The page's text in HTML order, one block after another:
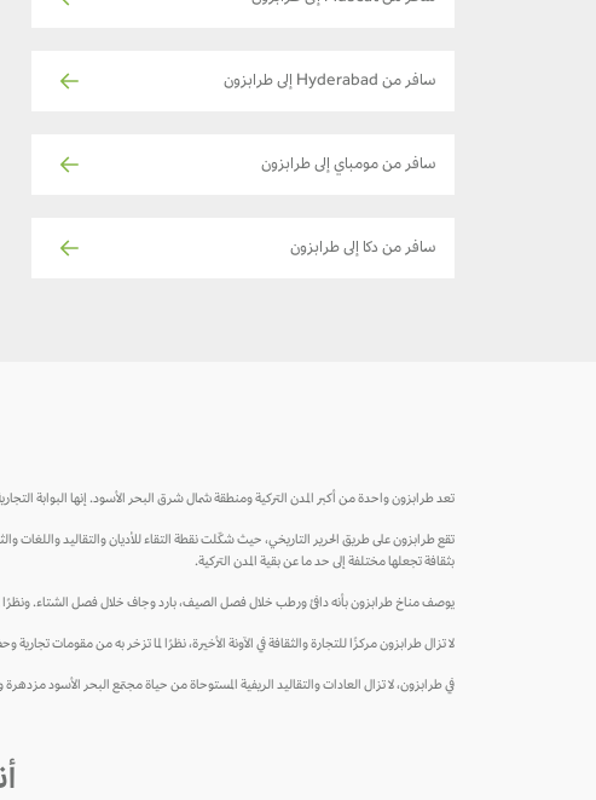
سافر من Hyderabad إلى طرابزون
سافر من مومباي إلى طرابزون
سافر من دكا إلى طرابزون
تعد طرابزون واحدة من أكبر المدن التركية ومنطقة شمال شرق البحر الأسود. إنها البوابة التجارية الأهم للدولة الإيرانية جنوب
تقع طرابزون على طريق الحرير التاريخي، حيث شكّلت نقطة التقاء للأديان والتقاليد واللغات
بثقافة تجعلها مختلفة إلى حد ما عن بقية المدن التركية.
يوصف مناخ طرابزون بأنه دافئ ورطب خلال فصل الصيف، بارد وجاف خلال فصل الشتاء. ونظرًا لمناخها
لا تزال طرابزون مركزًا للتجارة والثقافة في الآونة الأخيرة، نظرًا لما تزخر به من مقومات
في طرابزون، لا تزال العادات والتقاليد الريفية المستوحاة من حياة مجتمع البحر الأسود مزدهرة